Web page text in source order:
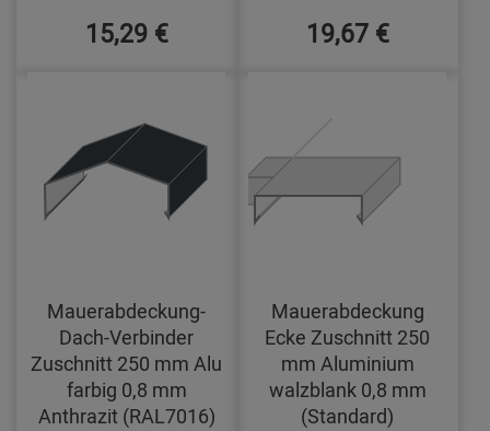
15,29 € 19,67 €
Mauerabdeckung-
Dach-Verbinder
Zuschnitt 250 mm Alu
farbig 0,8 mm
Anthrazit (RAL7016)
Mauerabdeckung
Ecke Zuschnitt 250
mm Aluminium
walzblank 0,8 mm
(Standard)